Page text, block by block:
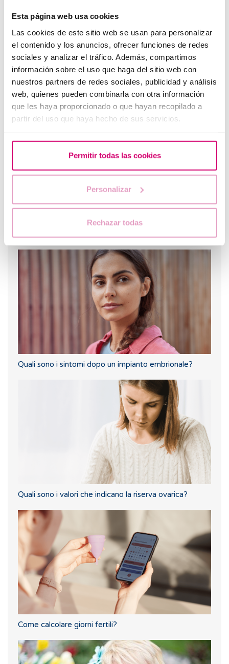
Esta página web usa cookies
Las cookies de este sitio web se usan para personalizar
el contenido y los anuncios, ofrecer funciones de redes
sociales y analizar el tráfico. Además, compartimos
información sobre el uso que haga del sitio web con
nuestros partners de redes sociales, publicidad y análisis
web, quienes pueden combinarla con otra información
que les haya proporcionado o que hayan recopilado a
partir del uso que haya hecho de sus servicios.
Permitir todas las cookies
Personalizar
Rechazar todas
Quando fare un test di gravidanza dopo una FIV
Come interpretare un risultato positivo o negativo del
test beta hCG in materia di fertilità?
Quali sono i sintomi dopo un impianto embrionale?
Quali sono i valori che indicano la riserva ovarica?
Come calcolare giorni fertili?